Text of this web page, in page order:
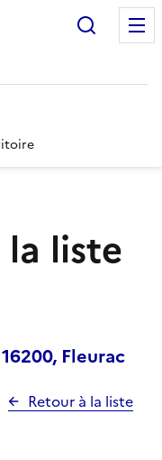
liste
Fleurac
Retour à la liste